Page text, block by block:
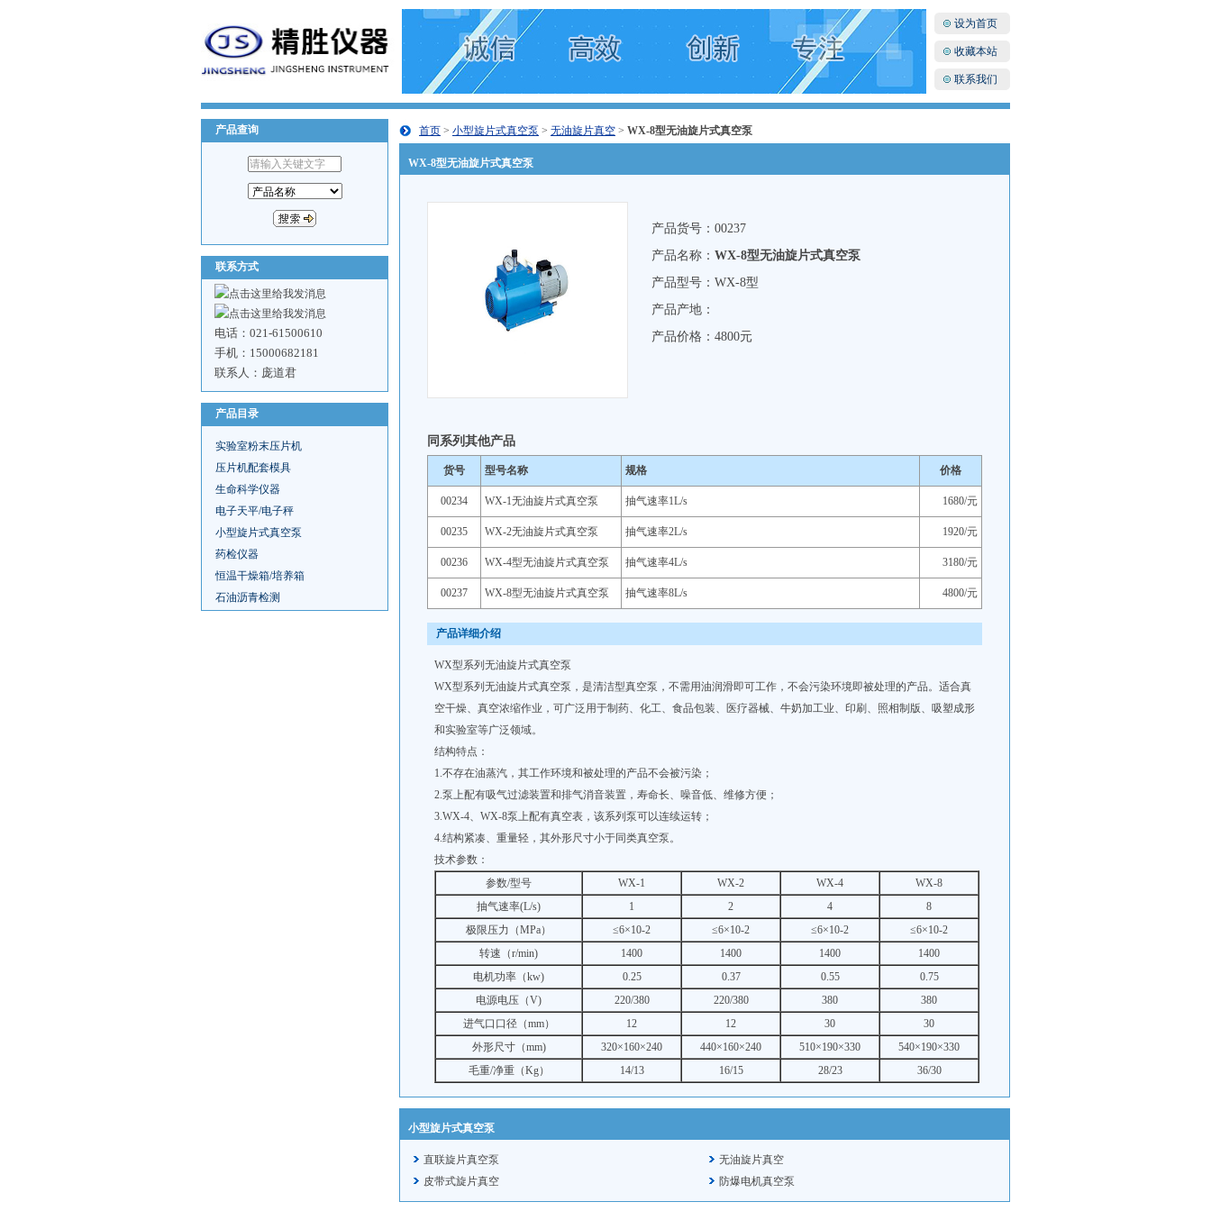
设为首页
收藏本站
联系我们
产品查询
联系方式
电话：021-61500610
手机：15000682181
联系人：庞道君
产品目录
实验室粉末压片机
压片机配套模具
生命科学仪器
电子天平/电子秤
小型旋片式真空泵
药检仪器
恒温干燥箱/培养箱
石油沥青检测
首页 > 小型旋片式真空泵 > 无油旋片真空 > WX-8型无油旋片式真空泵
WX-8型无油旋片式真空泵
产品货号：00237
产品名称： WX-8型无油旋片式真空泵
产品型号：WX-8型
产品产地：
产品价格：4800元
同系列其他产品
货号 型号名称 规格 价格
00234 WX-1无油旋片式真空泵 抽气速率1L/s 1680/元
00235 WX-2无油旋片式真空泵 抽气速率2L/s 1920/元
00236 WX-4型无油旋片式真空泵 抽气速率4L/s 3180/元
00237 WX-8型无油旋片式真空泵 抽气速率8L/s 4800/元
产品详细介绍
WX型系列无油旋片式真空泵
WX型系列无油旋片式真空泵，是清洁型真空泵，不需用油润滑即可工作，不会污染环境即被处理的产品。适合真
空干燥、真空浓缩作业，可广泛用于制药、化工、食品包装、医疗器械、牛奶加工业、印刷、照相制版、吸塑成形
和实验室等广泛领域。
结构特点：
1.不存在油蒸汽，其工作环境和被处理的产品不会被污染；
2.泵上配有吸气过滤装置和排气消音装置，寿命长、噪音低、维修方便；
3.WX-4、WX-8泵上配有真空表，该系列泵可以连续运转；
4.结构紧凑、重量轻，其外形尺寸小于同类真空泵。
技术参数：
参数/型号
WX-1 WX-2 WX-4
WX-8
抽气速率(L/s)
1 2 4
8
极限压力（MPa）
≤6×10-2 ≤6×10-2 ≤6×10-2
≤6×10-2
转速（r/min)
1400 1400 1400
1400
电机功率（kw)
0.25 0.37 0.55
0.75
电源电压（V)
220/380 220/380 380
380
进气口口径（mm）
12 12 30
30
外形尺寸（mm)
320×160×240 440×160×240 510×190×330
540×190×330
毛重/净重（Kg）
14/13 16/15 28/23 36/30
小型旋片式真空泵
直联旋片真空泵
无油旋片真空
皮带式旋片真空
防爆电机真空泵